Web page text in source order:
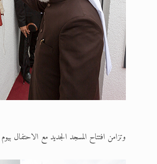
وتزامن افتتاح المسجد الجديد مع الاحتفال بيوم الخلافة - بمناسبة مرور 107 أعوام على